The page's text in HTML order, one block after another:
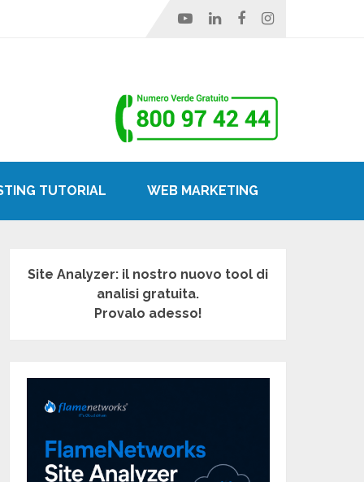
TUTORIAL WEB MARKETING
Site Analyzer: il nostro nuovo tool di
analisi gratuita.
Provalo adesso!